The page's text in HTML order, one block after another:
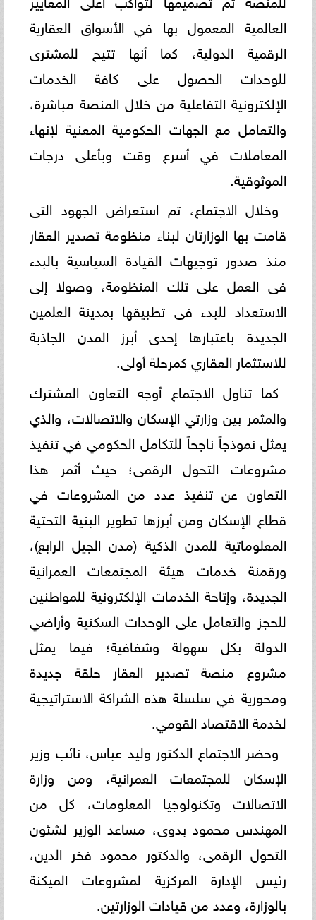
العالمية المعمول بها في الأسواق العقارية
الرقمية الدولية، كما أنها تتيح للمشترى
للوحدات الحصول على كافة الخدمات
الإلكترونية التفاعلية من خلال المنصة مباشرة،
والتعامل مع الجهات الحكومية المعنية لإنهاء
المعاملات في أسرع وقت وبأعلى درجات
الموثوقية.
وخلال الاجتماع، تم استعراض الجهود التى
قامت بها الوزارتان لبناء منظومة تصدير العقار
منذ صدور توجيهات القيادة السياسية بالبدء
فى العمل على تلك المنظومة، وصولا إلى
الاستعداد للبدء فى تطبيقها بمدينة العلمين
الجديدة باعتبارها إحدى أبرز المدن الجاذبة
للاستثمار العقاري كمرحلة أولى.
كما تناول الاجتماع أوجه التعاون المشترك
والمثمر بين وزارتي الإسكان والاتصالات، والذي
يمثل نموذجاً ناجحاً للتكامل الحكومي في تنفيذ
مشروعات التحول الرقمى؛ حيث أثمر هذا
التعاون عن تنفيذ عدد من المشروعات في
قطاع الإسكان ومن أبرزها تطوير البنية التحتية
المعلوماتية للمدن الذكية (مدن الجيل الرابع)،
ورقمنة خدمات هيئة المجتمعات العمرانية
الجديدة، وإتاحة الخدمات الإلكترونية للمواطنين
للحجز والتعامل على الوحدات السكنية وأراضي
الدولة بكل سهولة وشفافية؛ فيما يمثل
مشروع منصة تصدير العقار حلقة جديدة
ومحورية في سلسلة هذه الشراكة الاستراتيجية
لخدمة الاقتصاد القومي.
وحضر الاجتماع الدكتور وليد عباس، نائب وزير
الإسكان للمجتمعات العمرانية، ومن وزارة
الاتصالات وتكنولوجيا المعلومات، كل من
المهندس محمود بدوى، مساعد الوزير لشئون
التحول الرقمى، والدكتور محمود فخر الدين،
رئيس الإدارة المركزية لمشروعات الميكنة
بالوزارة، وعدد من قيادات الوزارتين.